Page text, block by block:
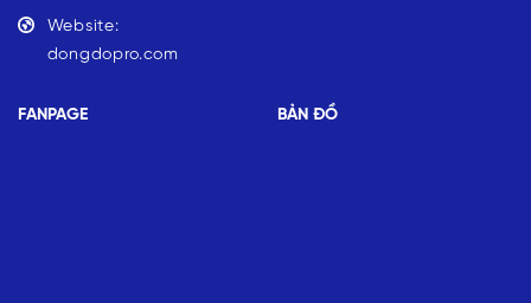
Website:
dongdopro.com
FANPAGE BẢN ĐỒ